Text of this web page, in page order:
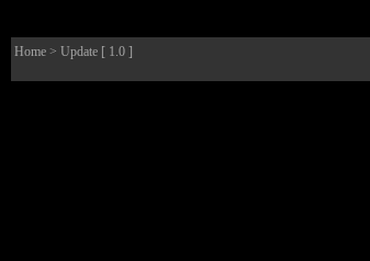
Home > Update [ 1.0 ]